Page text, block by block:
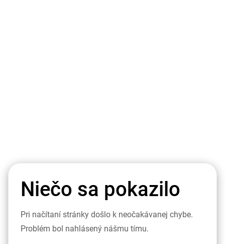
Niečo sa pokazilo
Pri načítaní stránky došlo k neočakávanej chybe.
Problém bol nahlásený nášmu tímu.